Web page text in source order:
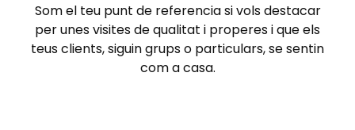
Som el teu punt de referencia si vols destacar
per unes visites de qualitat i properes i que els
teus clients, siguin grups o particulars, se sentin
com a casa.